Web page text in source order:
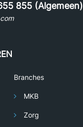
855 (Algemeen)
Branches
MKB
Zorg